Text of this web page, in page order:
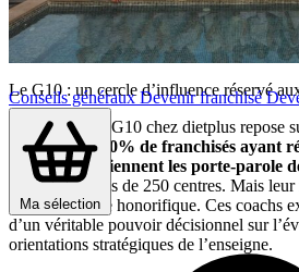
Conseils générauxDevenir franchisé
Ma sélection
Le G10 : un cercle d’influence réservé
Le concept du G10 chez dietplus repose
puissant :les 10% de franchisés ayant
d’affaires deviennent les porte-parole
qui compte plus de 250 centres. Mais
reconnaissance honorifique. Ces coachs
d’un véritable pouvoir décisionnel sur
orientations stratégiques de l’enseigne.